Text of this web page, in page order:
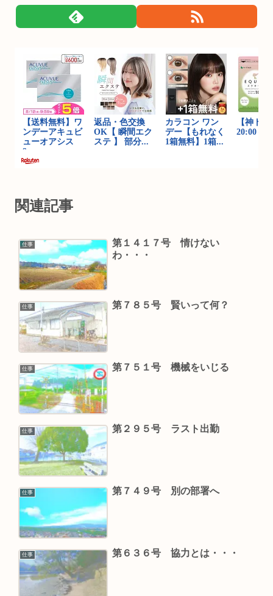
関連記事
仕事
第１４１７号 情けない
わ・・・
仕事 第７８５号 賢いって何？
仕事 第７５１号 機械をいじる
仕事 第２９５号 ラスト出勤
仕事 第７４９号 別の部署へ
仕事 第６３６号 協力とは・・・